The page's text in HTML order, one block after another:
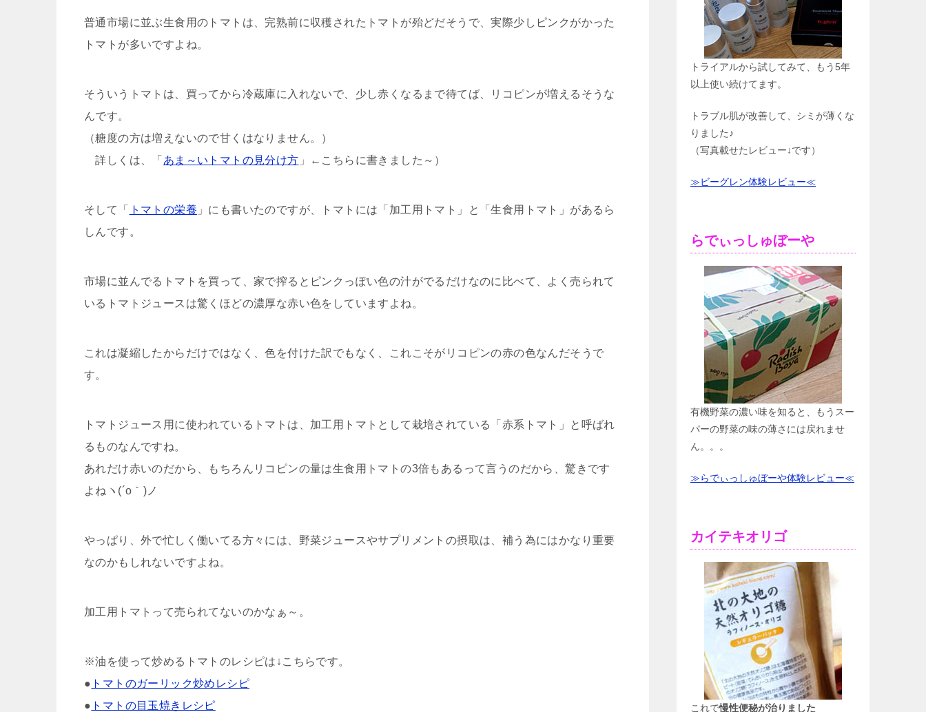
普通市場に並ぶ生食用のトマトは、完熟前に収穫されたトマトが殆どだそうで、実際少しピンクがかった
トマトが多いですよね。
そういうトマトは、買ってから冷蔵庫に入れないで、少し赤くなるまで待てば、リコピンが増えるそうな
んです。
（糖度の方は増えないので甘くはなりません。）
詳しくは、「 あま～いトマトの見分け方 」←こちらに書きました～）
そして「 トマトの栄養 」にも書いたのですが、トマトには「加工用トマト」と「生食用トマト」があるら
しんです。
市場に並んでるトマトを買って、家で搾るとピンクっぽい色の汁がでるだけなのに比べて、よく売られて
いるトマトジュースは驚くほどの濃厚な赤い色をしていますよね。
これは凝縮したからだけではなく、色を付けた訳でもなく、これこそがリコピンの赤の色なんだそうで
す。
トマトジュース用に使われているトマトは、加工用トマトとして栽培されている「赤系トマト」と呼ばれ
るものなんですね。
あれだけ赤いのだから、もちろんリコピンの量は生食用トマトの3倍もあるって言うのだから、驚きです
よねヽ(´o｀)ノ
やっぱり、外で忙しく働いてる方々には、野菜ジュースやサプリメントの摂取は、補う為にはかなり重要
なのかもしれないですよね。
加工用トマトって売られてないのかなぁ～。
※油を使って炒めるトマトのレシピは↓こちらです。
● トマトのガーリック炒めレシピ
● トマトの目玉焼きレシピ
トライアルから試してみて、もう5年
以上使い続けてます。
トラブル肌が改善して、シミが薄くな
りました♪
（写真載せたレビュー↓です）
≫ビーグレン体験レビュー≪
らでぃっしゅぼーや
有機野菜の濃い味を知ると、もうスー
パーの野菜の味の薄さには戻れませ
ん。。。
≫らでぃっしゅぼーや体験レビュー≪
カイテキオリゴ
これで慢性便秘が治りました